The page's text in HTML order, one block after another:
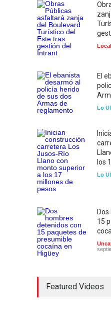
El
Lo
los
Lo
15
Featured Videos